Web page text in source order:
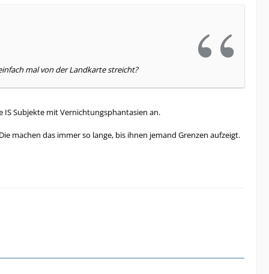
mal von der Landkarte streicht?
IS Subjekte mit Vernichtungsphantasien an.
machen das immer so lange, bis ihnen jemand Grenzen aufzeigt.